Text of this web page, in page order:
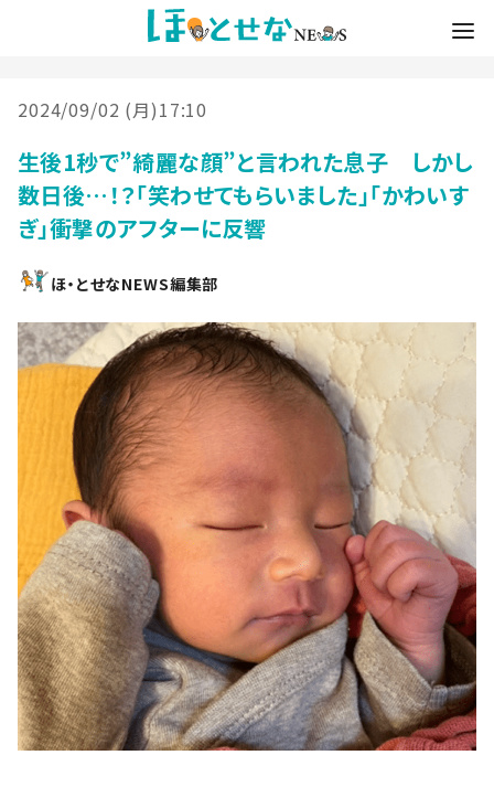
2024/09/02 (月)17:10
生後1秒で”綺麗な顔”と言われた息子 しかし
数日後…！？「笑わせてもらいました」「かわいす
ぎ」衝撃のアフターに反響
ほ・とせなNEWS編集部